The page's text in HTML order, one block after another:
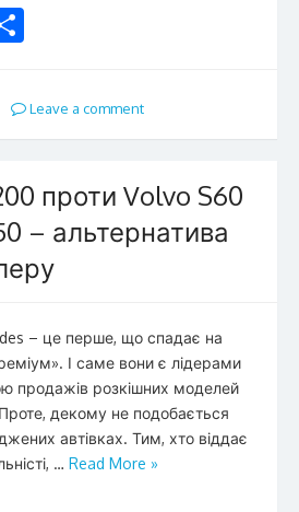
ar
e
Leave a comment
проти Volvo S60
– альтернатива
– це перше, що спадає на
І саме вони є лідерами
продажів розкішних моделей
декому не подобається
автівках. Тим, хто віддає
… Read More »